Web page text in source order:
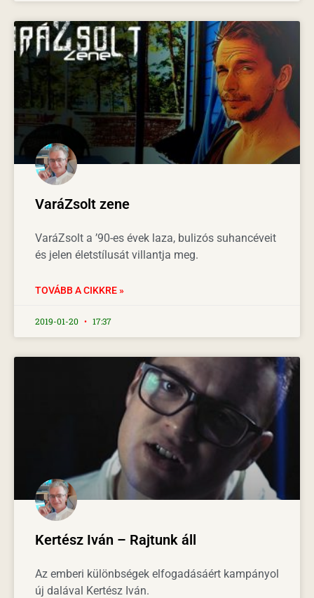
VaráZsolt zene
VaráZsolt a ’90-es évek laza, bulizós suhancéveit
és jelen életstílusát villantja meg.
TOVÁBB A CIKKRE »
2019-01-20 17:37
Kertész Iván – Rajtunk áll
Az emberi különbségek elfogadásáért kampányol
új dalával Kertész Iván.